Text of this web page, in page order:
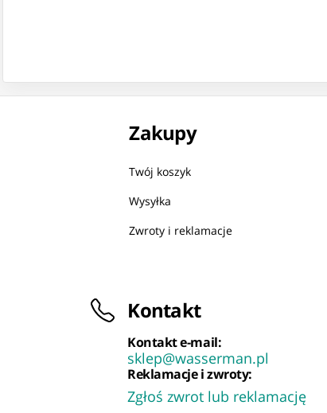
Zakupy
Twój koszyk
Wysyłka
Zwroty i reklamacje
Kontakt
Kontakt e-mail:
sklep@wasserman.pl
Reklamacje i zwroty:
Zgłoś zwrot lub reklamację